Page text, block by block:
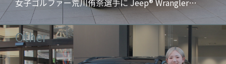
女子ゴルファー荒川侑奈選手に Jeep® Wrangler…
Other